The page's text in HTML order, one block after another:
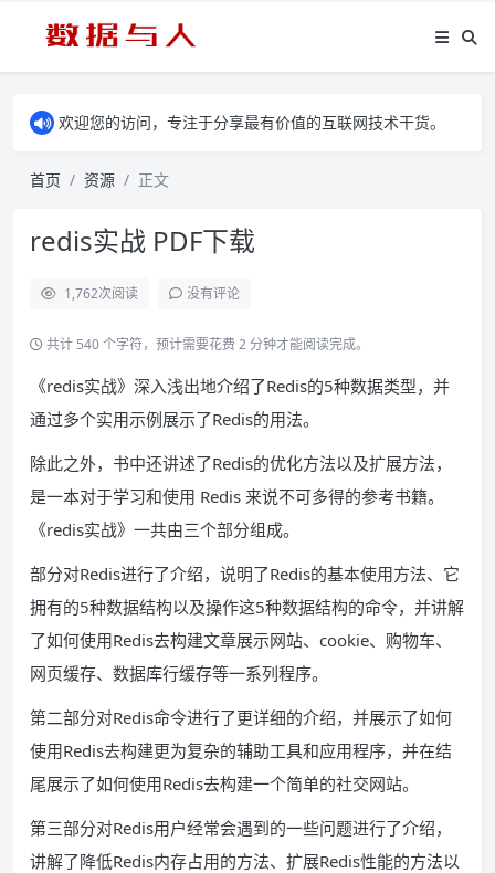
欢迎您的访问，专注于分享最有价值的互联网技术干货。
首页 资源 正文
redis实战 PDF下载
1,762次阅读 没有评论
共计 540 个字符，预计需要花费 2 分钟才能阅读完成。
《redis实战》深入浅出地介绍了Redis的5种数据类型，并
通过多个实用示例展示了Redis的用法。
除此之外，书中还讲述了Redis的优化方法以及扩展方法，
是一本对于学习和使用 Redis 来说不可多得的参考书籍。
《redis实战》一共由三个部分组成。
部分对Redis进行了介绍，说明了Redis的基本使用方法、它
拥有的5种数据结构以及操作这5种数据结构的命令，并讲解
了如何使用Redis去构建文章展示网站、cookie、购物车、
网页缓存、数据库行缓存等一系列程序。
第二部分对Redis命令进行了更详细的介绍，并展示了如何
使用Redis去构建更为复杂的辅助工具和应用程序，并在结
尾展示了如何使用Redis去构建一个简单的社交网站。
第三部分对Redis用户经常会遇到的一些问题进行了介绍，
讲解了降低Redis内存占用的方法、扩展Redis性能的方法以